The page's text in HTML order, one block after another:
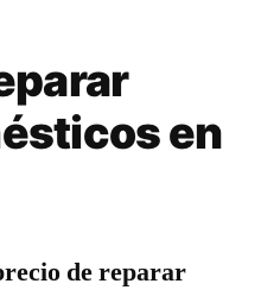
en
de reparar